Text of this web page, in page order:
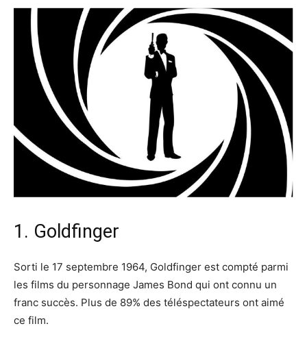
1. Goldfinger
Sorti le 17 septembre 1964, Goldfinger est compté parmi
les films du personnage James Bond qui ont connu un
franc succès. Plus de 89% des téléspectateurs ont aimé
ce film.